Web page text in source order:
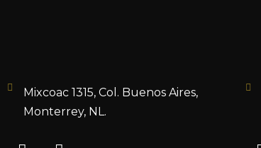
Mixcoac 1315, Col. Buenos Aires,
Monterrey, NL.